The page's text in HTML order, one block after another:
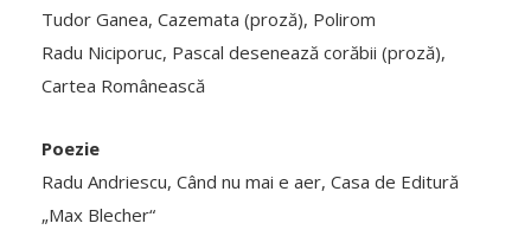
Tudor Ganea, Cazemata (proză), Polirom
Radu Niciporuc, Pascal desenează corăbii (proză),
Cartea Românească
Poezie
Radu Andriescu, Când nu mai e aer, Casa de Editură
„Max Blecher“